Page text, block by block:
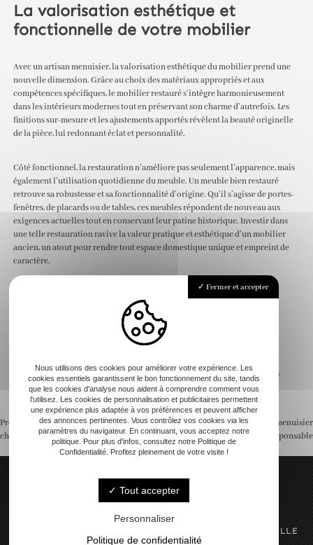
La valorisation esthétique et
fonctionnelle de votre mobilier
Avec un artisan menuisier, la valorisation esthétique du mobilier prend une
nouvelle dimension. Grâce au choix des matériaux appropriés et aux
compétences spécifiques, le mobilier restauré s’intègre harmonieusement
dans les intérieurs modernes tout en préservant son charme d’autrefois. Les
finitions sur-mesure et les ajustements apportés révèlent la beauté originelle
de la pièce, lui redonnant éclat et personnalité.
Côté fonctionnel, la restauration n’améliore pas seulement l’apparence, mais
également l’utilisation quotidienne du meuble. Un meuble bien restauré
retrouve sa robustesse et sa fonctionnalité d’origine. Qu’il s’agisse de portes-
fenêtres, de placards ou de tables, ces meubles répondent de nouveau aux
exigences actuelles tout en conservant leur patine historique. Investir dans
une telle restauration ravive la valeur pratique et esthétique d’un mobilier
ancien, un atout pour rendre tout espace domestique unique et empreint de
caractère.
Pour aller plus loin
Comment redonner vie aux vieux meubles en bois
Techniques essentielles pour redonner vie à un meuble ancien en bois
Restauration de meubles anciens : erreurs à éviter
Restauration de meubles anciens : comment leur donner une seconde vie
Découvrez notre service de restauration de meubles anciens
Navigation
Previous:
Table sur mesure en bois : un
choix écologique et durable
Next:Pourquoi opter pour un menuisier
bois écoresponsable
N°30 impasse des Tropbious 31480 CABANAC-SEGUENVILLE
Fermer et accepter
Nous utilisons des cookies pour améliorer votre expérience. Les
cookies essentiels garantissent le bon fonctionnement du site, tandis
que les cookies d'analyse nous aident à comprendre comment vous
l'utilisez. Les cookies de personnalisation et publicitaires permettent
une expérience plus adaptée à vos préférences et peuvent afficher
des annonces pertinentes. Vous contrôlez vos cookies via les
paramètres du navigateur. En continuant, vous acceptez notre
politique. Pour plus d'infos, consultez notre Politique de
Confidentialité. Profitez pleinement de votre visite !
Tout accepter
Personnaliser
Politique de confidentialité